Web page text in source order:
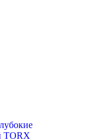
TORX